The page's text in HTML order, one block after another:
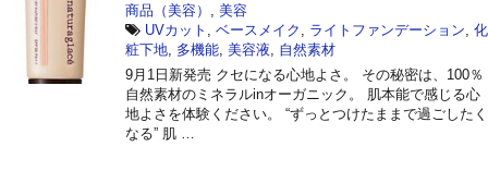
商品（美容）
美容
UVカット
ベースメイク ライトファンデーション 化
粧下地 多機能 美容液
自然素材
9月1日新発売 クセになる心地よさ。 その秘密は、100％
自然素材のミネラルinオーガニック。 肌本能で感じる心
地よさを体験ください。 “ずっとつけたままで過ごしたく
なる” 肌 …